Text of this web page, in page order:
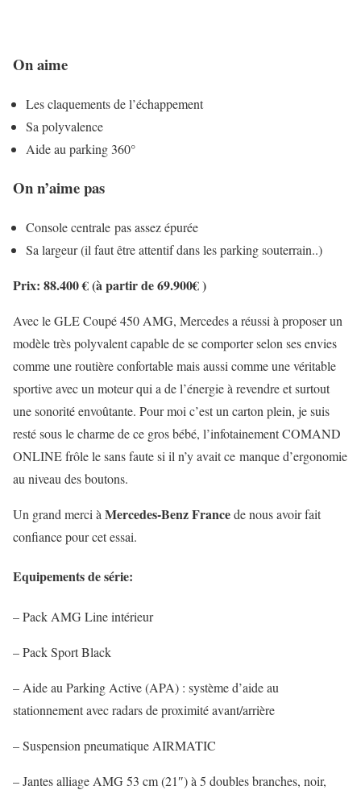
On aime
Les claquements de l’échappement
Sa polyvalence
Aide au parking 360°
On n’aime pas
Console centrale pas assez épurée
Sa largeur (il faut être attentif dans les parking souterrain..)
Prix: 88.400 € (à partir de 69.900€ )
Avec le GLE Coupé 450 AMG, Mercedes a réussi à proposer un
modèle très polyvalent capable de se comporter selon ses envies
comme une routière confortable mais aussi comme une véritable
sportive avec un moteur qui a de l’énergie à revendre et surtout
une sonorité envoûtante. Pour moi c’est un carton plein, je suis
resté sous le charme de ce gros bébé, l’infotainement COMAND
ONLINE frôle le sans faute si il n’y avait ce manque d’ergonomie
au niveau des boutons.
Un grand merci à Mercedes-Benz Francede nous avoir fait
confiance pour cet essai.
Equipements de série:
– Pack AMG Line intérieur
– Pack Sport Black
– Aide au Parking Active (APA) : système d’aide au
stationnement avec radars de proximité avant/arrière
– Suspension pneumatique AIRMATIC
– Jantes alliage AMG 53 cm (21″) à 5 doubles branches, noir,